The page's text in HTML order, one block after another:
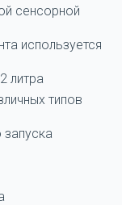
сенсорной
используется
литра
типов
запуска